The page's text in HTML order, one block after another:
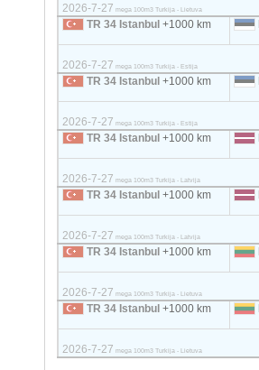
2026-7-27 mega 100m3 Turkija - Lietuva
TR 34 Istanbul +1000 km
2026-7-27 mega 100m3 Turkija - Estija
TR 34 Istanbul +1000 km
2026-7-27 mega 100m3 Turkija - Estija
TR 34 Istanbul +1000 km
2026-7-27 mega 100m3 Turkija - Latvija
TR 34 Istanbul +1000 km
2026-7-27 mega 100m3 Turkija - Latvija
TR 34 Istanbul +1000 km
2026-7-27 mega 100m3 Turkija - Lietuva
TR 34 Istanbul +1000 km
2026-7-27 mega 100m3 Turkija - Lietuva